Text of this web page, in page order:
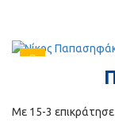
Με 15-3